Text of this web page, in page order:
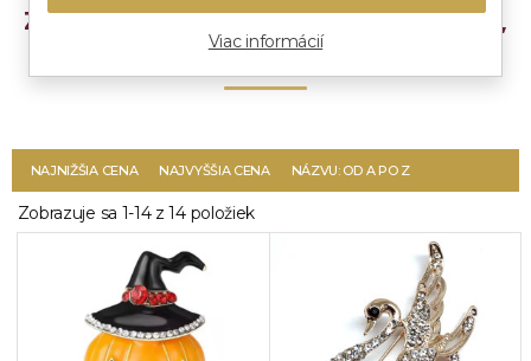
ZVIERACIE BROŠNE — MOTÝLE, VÁŽKY,
MAČIČKY A SLONÍKY
NAJNIŽŠIA CENA NAJVYŠŠIA CENA NÁZVU: OD A PO Z
Zobrazuje sa 1-14 z 14 položiek
Viac informácií